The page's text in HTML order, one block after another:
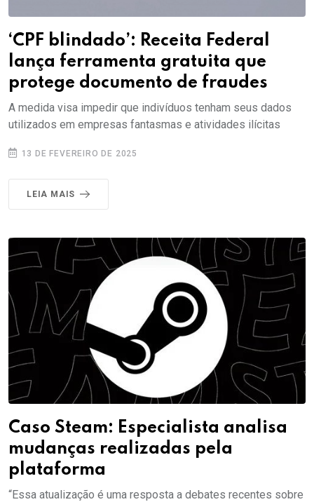
‘CPF blindado’: Receita Federal
lança ferramenta gratuita que
protege documento de fraudes
A medida visa impedir que indivíduos tenham seus dados
utilizados em empresas fantasmas e atividades ilícitas
13 DE FEVEREIRO DE 2025
LEIA MAIS
Caso Steam: Especialista analisa
mudanças realizadas pela
plataforma
“Essa atualização é uma resposta a debates recentes sobre